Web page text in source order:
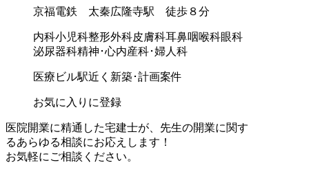
京福電鉄 太秦広隆寺駅 徒歩８分
内科小児科整形外科皮膚科耳鼻咽喉科眼科
泌尿器科精神･心内産科･婦人科
医療ビル駅近く 新築･計画案件
お気に入りに登録
医院開業に精通した宅建士が、 先生の開業に関す
るあらゆる相談にお応えします！
お気軽にご相談ください。